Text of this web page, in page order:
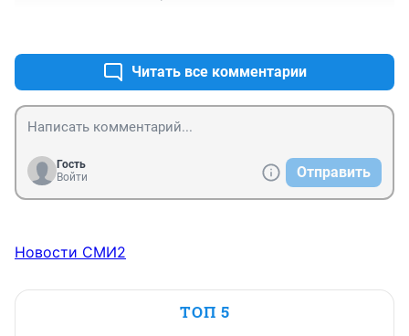
Читать все комментарии
Гость
Войти
Отправить
Новости СМИ2
ТОП 5